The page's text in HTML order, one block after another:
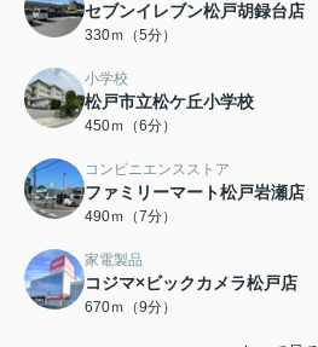
セブンイレブン松戸胡録台店
330ｍ（5分）
小学校
松戸市立松ケ丘小学校
450ｍ（6分）
コンビニエンスストア
ファミリーマート松戸岩瀬店
490ｍ（7分）
家電製品
コジマ×ビックカメラ松戸店
670ｍ（9分）